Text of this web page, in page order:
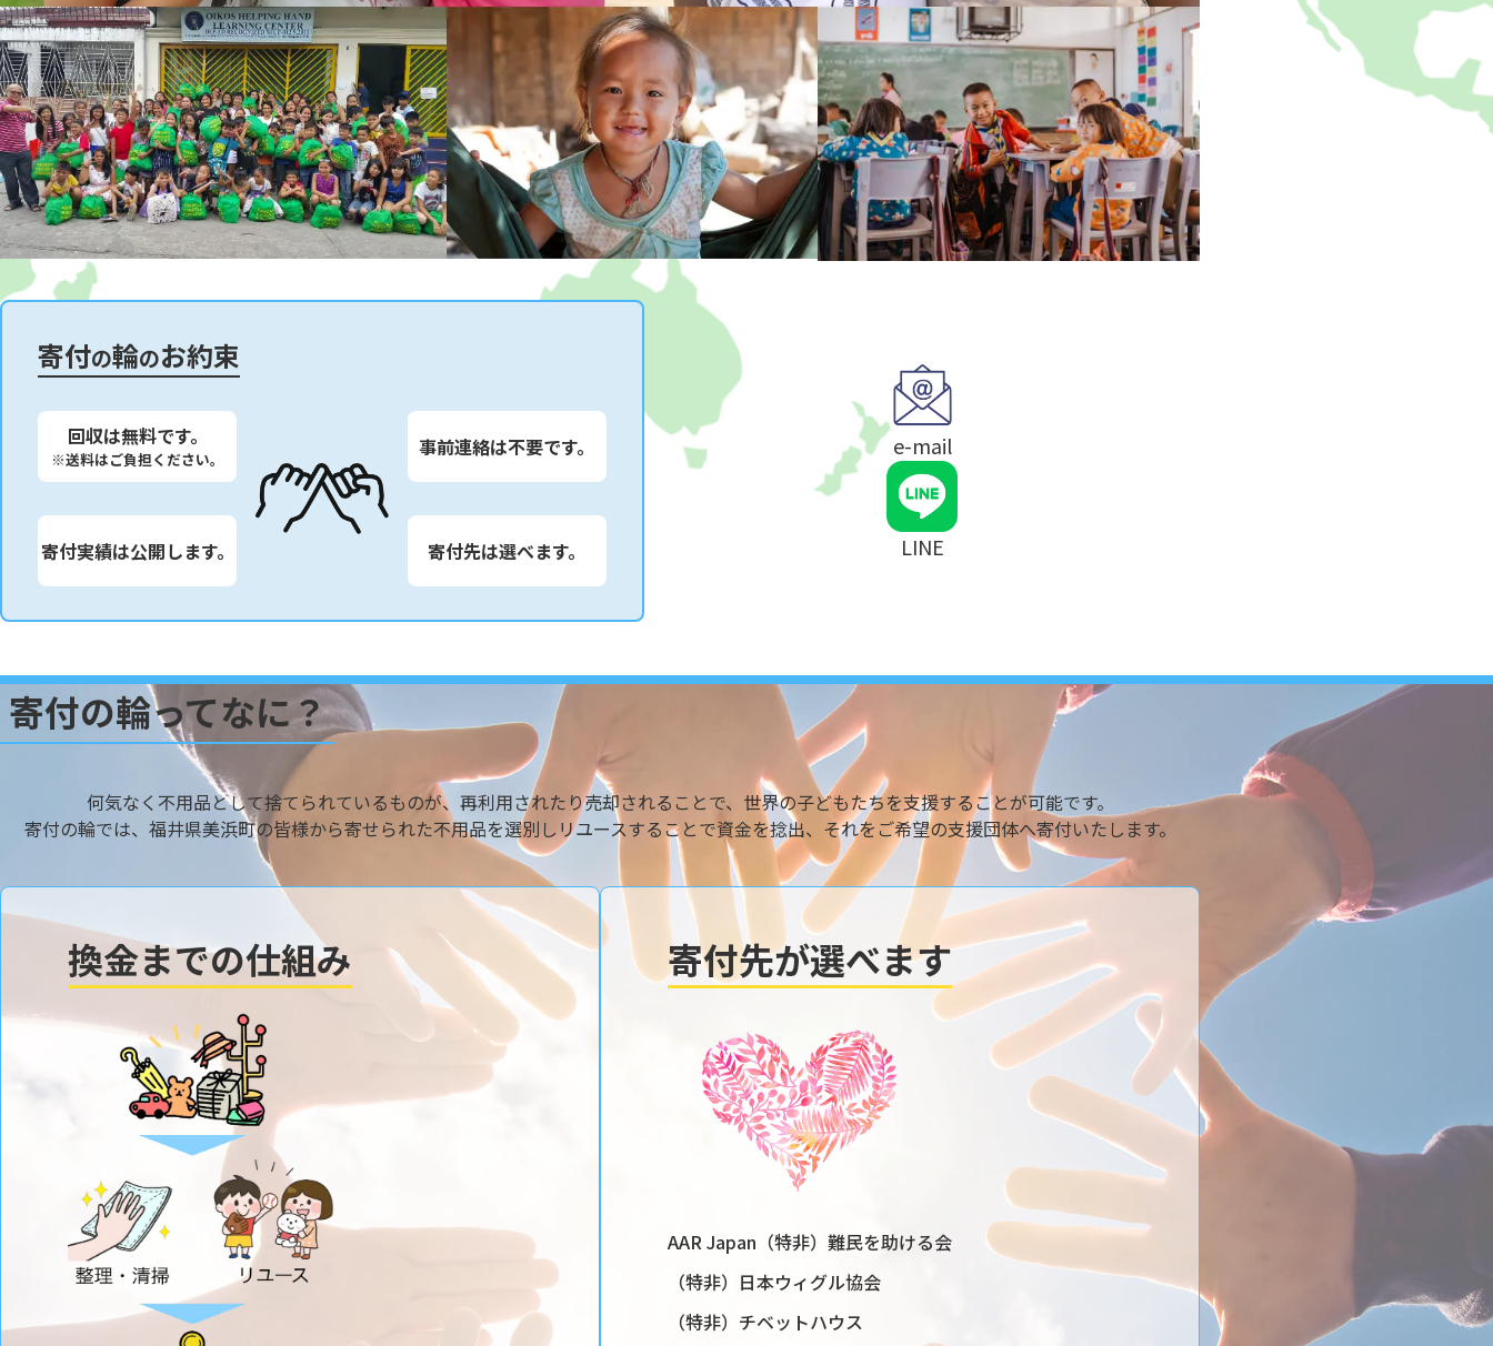
寄付の輪のお約束
回収は無料です。
※送料はご負担ください。 事前連絡は不要です。
寄付実績は公開します。 寄付先は選べます。
e-mail
LINE
寄付の輪ってなに？
何気なく不用品として捨てられているものが、再利用されたり売却されることで、世界の子どもたちを支援することが可能です。
寄付の輪では、福井県美浜町の皆様から寄せられた不用品を選別しリユースすることで資金を捻出、それをご希望の支援団体へ寄付いたします。
換金までの仕組み 寄付先が選べます
AAR Japan（特非）難民を助ける会
（特非）日本ウィグル協会
（特非）チベットハウス